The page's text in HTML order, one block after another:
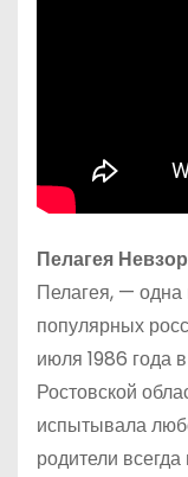
Пелагея
Пелагея, — одна
популярных
июля 1986 года
Ростовской
испытывала
родители